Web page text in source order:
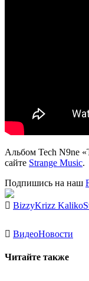
Альбом Tech N9ne
сайте Strange Music.
Подпишись на наш
BizzyKrizz Kaliko
ВидеоНовости
Читайте также